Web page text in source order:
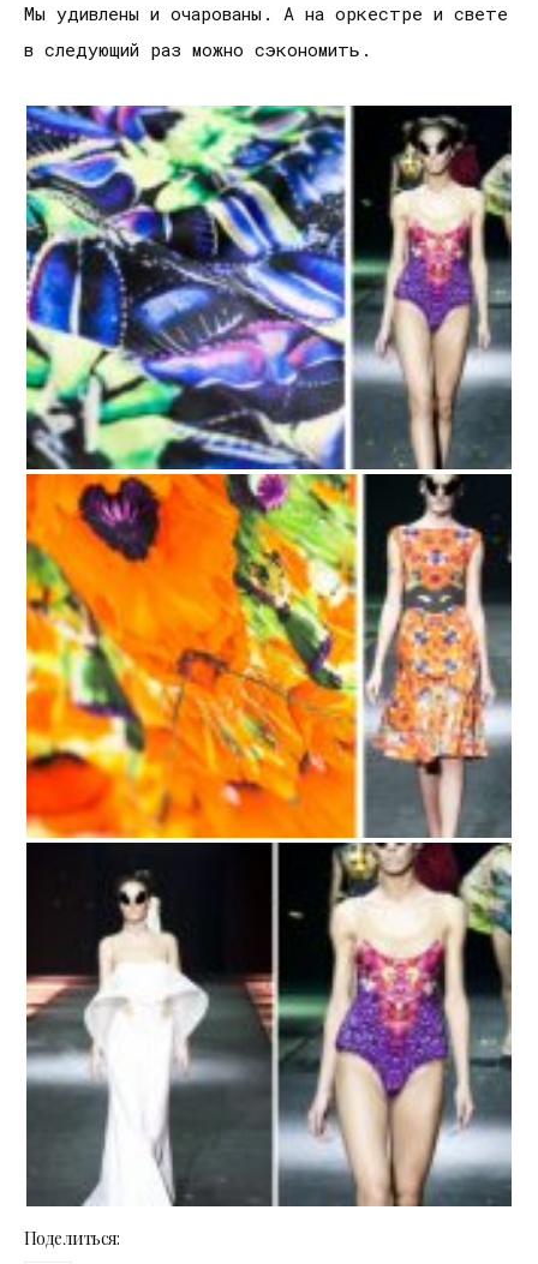
Мы удивлены и очарованы. А на оркестре и свете
в следующий раз можно сэкономить.
Поделиться: